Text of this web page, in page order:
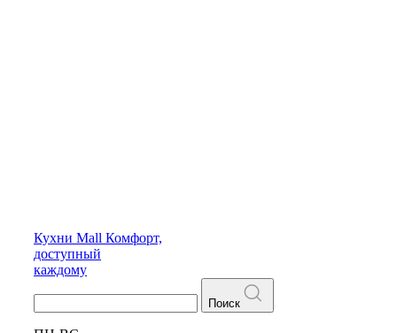
Кухни Mall Комфорт,
доступный
каждому
Поиск